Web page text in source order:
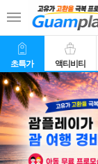
초특가 액티비티